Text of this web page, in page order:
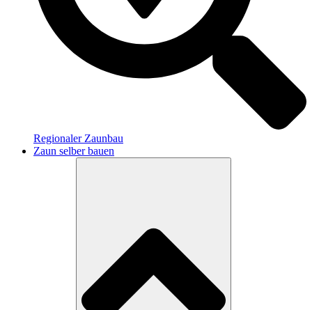
Regionaler Zaunbau
Zaun selber bauen